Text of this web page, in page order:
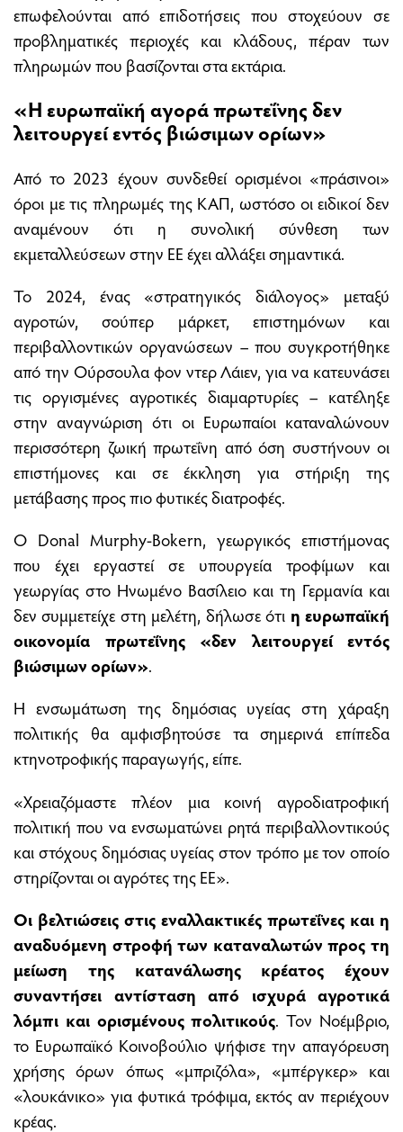
επωφελούνται από επιδοτήσεις που στοχεύουν σε
προβληματικές περιοχές και κλάδους, πέραν των
πληρωμών που βασίζονται στα εκτάρια.
«Η ευρωπαϊκή αγορά πρωτεΐνης δεν
λειτουργεί εντός βιώσιμων ορίων»
Από το 2023 έχουν συνδεθεί ορισμένοι «πράσινοι»
όροι με τις πληρωμές της ΚΑΠ, ωστόσο οι ειδικοί δεν
αναμένουν ότι η συνολική σύνθεση των
εκμεταλλεύσεων στην ΕΕ έχει αλλάξει σημαντικά.
Το 2024, ένας «στρατηγικός διάλογος» μεταξύ
αγροτών, σούπερ μάρκετ, επιστημόνων και
περιβαλλοντικών οργανώσεων – που συγκροτήθηκε
από την Ούρσουλα φον ντερ Λάιεν, για να κατευνάσει
τις οργισμένες αγροτικές διαμαρτυρίες – κατέληξε
στην αναγνώριση ότι οι Ευρωπαίοι καταναλώνουν
περισσότερη ζωική πρωτεΐνη από όση συστήνουν οι
επιστήμονες και σε έκκληση για στήριξη της
μετάβασης προς πιο φυτικές διατροφές.
Ο Donal Murphy-Bokern, γεωργικός επιστήμονας
που έχει εργαστεί σε υπουργεία τροφίμων και
γεωργίας στο Ηνωμένο Βασίλειο και τη Γερμανία και
δεν συμμετείχε στη μελέτη, δήλωσε ότι η ευρωπαϊκή
οικονομία πρωτεΐνης «δεν λειτουργεί εντός
βιώσιμων ορίων».
Η ενσωμάτωση της δημόσιας υγείας στη χάραξη
πολιτικής θα αμφισβητούσε τα σημερινά επίπεδα
κτηνοτροφικής παραγωγής, είπε.
«Χρειαζόμαστε πλέον μια κοινή αγροδιατροφική
πολιτική που να ενσωματώνει ρητά περιβαλλοντικούς
και στόχους δημόσιας υγείας στον τρόπο με τον οποίο
στηρίζονται οι αγρότες της ΕΕ».
Οι βελτιώσεις στις εναλλακτικές πρωτεΐνες και η
αναδυόμενη στροφή των καταναλωτών προς τη
μείωση της κατανάλωσης κρέατος έχουν
συναντήσει αντίσταση από ισχυρά αγροτικά
λόμπι και ορισμένους πολιτικούς. Τον Νοέμβριο,
το Ευρωπαϊκό Κοινοβούλιο ψήφισε την απαγόρευση
χρήσης όρων όπως «μπριζόλα», «μπέργκερ» και
«λουκάνικο» για φυτικά τρόφιμα, εκτός αν περιέχουν
κρέας.